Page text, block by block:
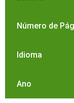
Número de
Idioma
Ano